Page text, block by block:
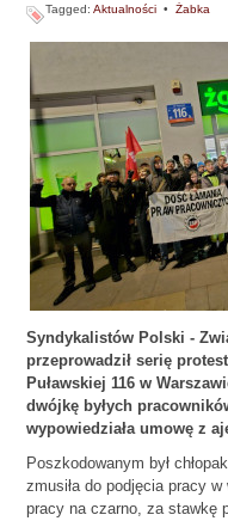
Tagged:Aktualności •Żabka
Syndykalistów Polski -
przeprowadził serię
Puławskiej 116 w
dwójkę byłych
wypowiedziała umowę z
Poszkodowanym był
zmusiła do podjęcia pracy
pracy na czarno, za stawkę